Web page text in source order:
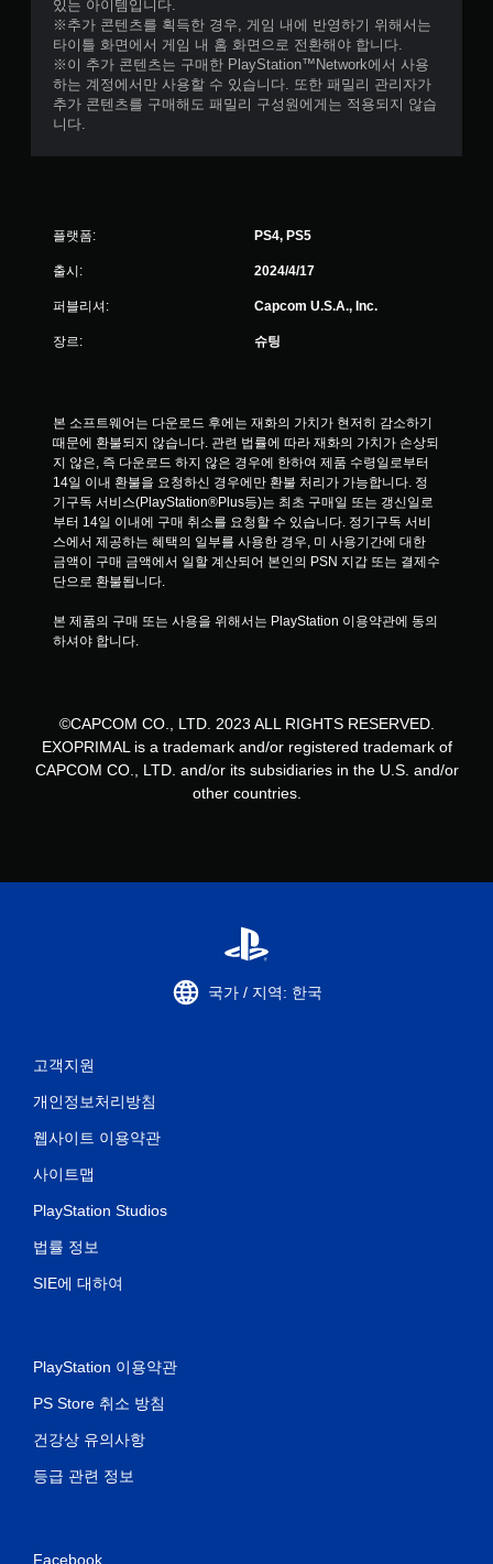
있는 아이템입니다.
※추가 콘텐츠를 획득한 경우, 게임 내에 반영하기 위해서는
타이틀 화면에서 게임 내 홈 화면으로 전환해야 합니다.
※이 추가 콘텐츠는 구매한 PlayStation™Network에서 사용
하는 계정에서만 사용할 수 있습니다. 또한 패밀리 관리자가
추가 콘텐츠를 구매해도 패밀리 구성원에게는 적용되지 않습
니다.
플랫폼: PS4, PS5
출시: 2024/4/17
퍼블리셔: Capcom U.S.A., Inc.
장르: 슈팅
본 소프트웨어는 다운로드 후에는 재화의 가치가 현저히 감소하기
때문에 환불되지 않습니다. 관련 법률에 따라 재화의 가치가 손상되
지 않은, 즉 다운로드 하지 않은 경우에 한하여 제품 수령일로부터
14일 이내 환불을 요청하신 경우에만 환불 처리가 가능합니다. 정
기구독 서비스(PlayStation®Plus등)는 최초 구매일 또는 갱신일로
부터 14일 이내에 구매 취소를 요청할 수 있습니다. 정기구독 서비
스에서 제공하는 혜택의 일부를 사용한 경우, 미 사용기간에 대한
금액이 구매 금액에서 일할 계산되어 본인의 PSN 지갑 또는 결제수
단으로 환불됩니다.
본 제품의 구매 또는 사용을 위해서는 PlayStation 이용약관에 동의
하셔야 합니다.
©CAPCOM CO., LTD. 2023 ALL RIGHTS RESERVED.
EXOPRIMAL is a trademark and/or registered trademark of
CAPCOM CO., LTD. and/or its subsidiaries in the U.S. and/or
other countries.
국가 / 지역: 한국
고객지원
개인정보처리방침
웹사이트 이용약관
사이트맵
PlayStation Studios
법률 정보
SIE에 대하여
PlayStation 이용약관
PS Store 취소 방침
건강상 유의사항
등급 관련 정보
Facebook